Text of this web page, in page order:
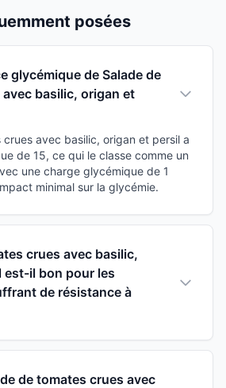
posées
glycémique de Salade de
basilic, origan et
avec basilic, origan et persil a
de 15, ce qui le classe comme un
une charge glycémique de 1
minimal sur la glycémie.
crues avec basilic,
est-il bon pour les
de résistance à
de tomates crues avec